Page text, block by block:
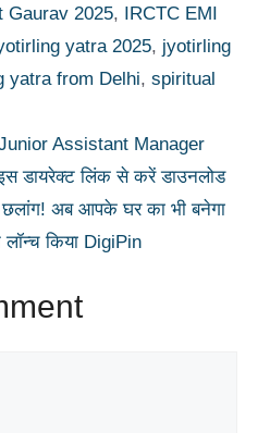
Gaurav 2025,
IRCTC EMI
yatra 2025, jyotirling
yatra from Delhi, spiritual
Assistant Manager
डायरेक्ट लिंक से करें डाउनलोड
छलांग! अब आपके घर का भी बनेगा
लॉन्च किया DigiPin